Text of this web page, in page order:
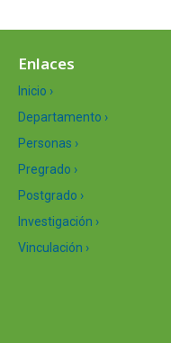
Enlaces
Inicio ›
Departamento ›
Personas ›
Pregrado ›
Postgrado ›
Investigación ›
Vinculación ›